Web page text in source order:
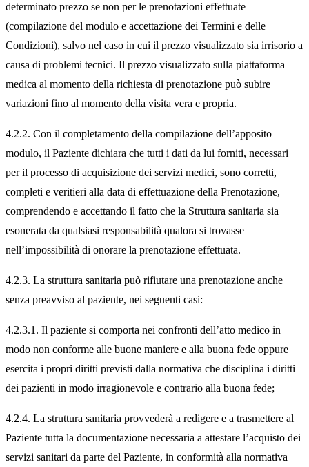
determinato prezzo se non per le prenotazioni effettuate
(compilazione del modulo e accettazione dei Termini e delle
Condizioni), salvo nel caso in cui il prezzo visualizzato sia irrisorio a
causa di problemi tecnici. Il prezzo visualizzato sulla piattaforma
medica al momento della richiesta di prenotazione può subire
variazioni fino al momento della visita vera e propria.
4.2.2. Con il completamento della compilazione dell’apposito
modulo, il Paziente dichiara che tutti i dati da lui forniti, necessari
per il processo di acquisizione dei servizi medici, sono corretti,
completi e veritieri alla data di effettuazione della Prenotazione,
comprendendo e accettando il fatto che la Struttura sanitaria sia
esonerata da qualsiasi responsabilità qualora si trovasse
nell’impossibilità di onorare la prenotazione effettuata.
4.2.3. La struttura sanitaria può rifiutare una prenotazione anche
senza preavviso al paziente, nei seguenti casi:
4.2.3.1. Il paziente si comporta nei confronti dell’atto medico in
modo non conforme alle buone maniere e alla buona fede oppure
esercita i propri diritti previsti dalla normativa che disciplina i diritti
dei pazienti in modo irragionevole e contrario alla buona fede;
4.2.4. La struttura sanitaria provvederà a redigere e a trasmettere al
Paziente tutta la documentazione necessaria a attestare l’acquisto dei
servizi sanitari da parte del Paziente, in conformità alla normativa